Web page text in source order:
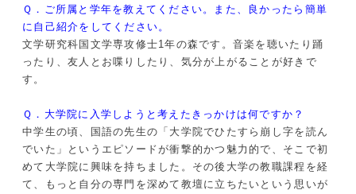
Ｑ．ご所属と学年を教えてください。また、良かったら簡単
に自己紹介をしてください。
文学研究科国文学専攻修士1年の森です。音楽を聴いたり踊
ったり、友人とお喋りしたり、気分が上がることが好きで
す。
Ｑ．大学院に入学しようと考えたきっかけは何ですか？
中学生の頃、国語の先生の「大学院でひたすら崩し字を読ん
でいた」というエピソードが衝撃的かつ魅力的で、そこで初
めて大学院に興味を持ちました。その後大学の教職課程を経
て、もっと自分の専門を深めて教壇に立ちたいという思いが